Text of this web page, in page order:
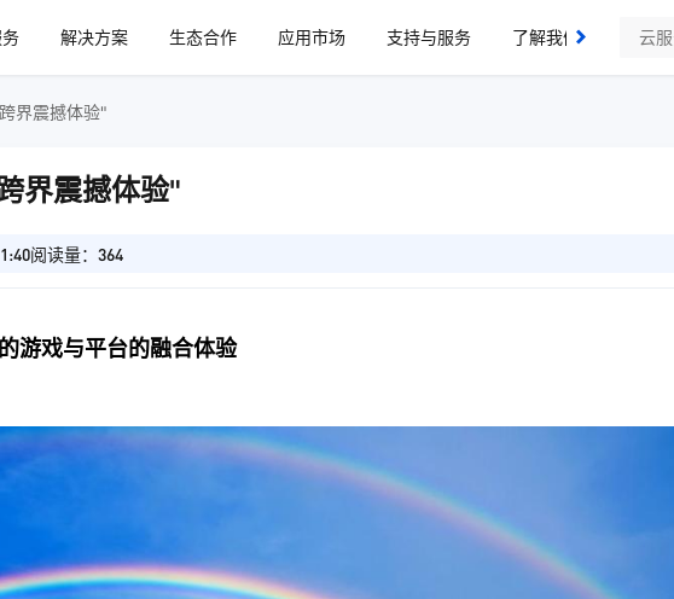
解决方案 生态合作 应用市场 支持与服务 了解我们
界震撼体验"
界震撼体验"
阅读量：364
游戏与平台的融合体验